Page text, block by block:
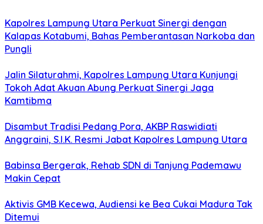
Kapolres Lampung Utara Perkuat Sinergi dengan
Kalapas Kotabumi, Bahas Pemberantasan Narkoba dan
Pungli
Jalin Silaturahmi, Kapolres Lampung Utara Kunjungi
Tokoh Adat Akuan Abung Perkuat Sinergi Jaga
Kamtibma
Disambut Tradisi Pedang Pora, AKBP Raswidiati
Anggraini, S.I.K. Resmi Jabat Kapolres Lampung Utara
Babinsa Bergerak, Rehab SDN di Tanjung Pademawu
Makin Cepat
Aktivis GMB Kecewa, Audiensi ke Bea Cukai Madura Tak
Ditemui